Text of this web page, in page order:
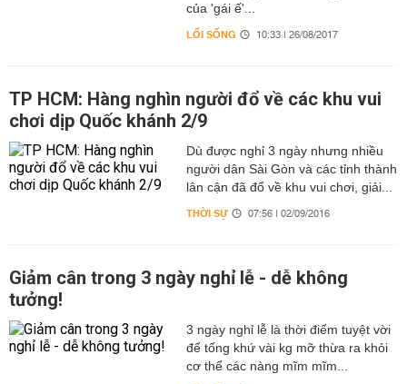
của 'gái ế'...
LỐI SỐNG 10:33 | 26/08/2017
TP HCM: Hàng nghìn người đổ về các khu vui
chơi dịp Quốc khánh 2/9
Dù được nghỉ 3 ngày nhưng nhiều
người dân Sài Gòn và các tỉnh thành
lân cận đã đổ về khu vui chơi, giải...
THỜI SỰ 07:56 | 02/09/2016
Giảm cân trong 3 ngày nghỉ lễ - dễ không
tưởng!
3 ngày nghỉ lễ là thời điểm tuyệt vời
để tống khứ vài kg mỡ thừa ra khỏi
cơ thể các nàng mĩm mĩm...